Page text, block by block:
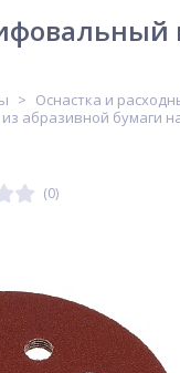
Оснастка и
абразивной бумаги
(0)